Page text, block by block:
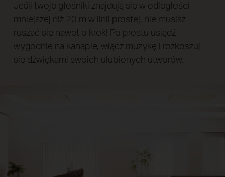
Jeśli twoje głośniki znajdują się w odległości
mniejszej niż 20 m w linii prostej, nie musisz
ruszać się nawet o krok! Po prostu usiądź
wygodnie na kanapie, włącz muzykę i rozkoszuj
się dźwiękami swoich ulubionych utworów.